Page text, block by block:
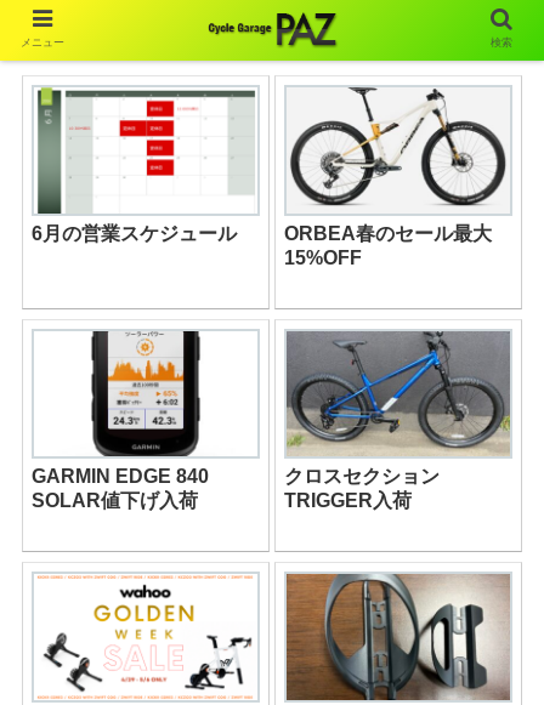
6月の営業スケジュール
ORBEA春のセール最大
15%OFF
GARMIN EDGE 840
SOLAR値下げ入荷
クロスセクション
TRIGGER入荷
メニュー 検索